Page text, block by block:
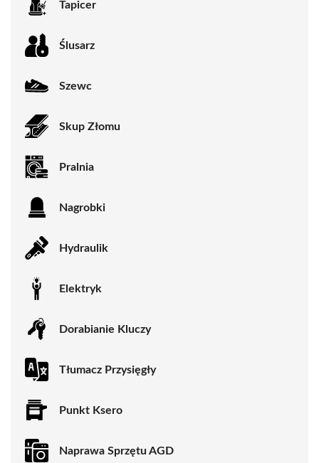
Tapicer
Ślusarz
Szewc
Skup Złomu
Pralnia
Nagrobki
Hydraulik
Elektryk
Dorabianie Kluczy
Tłumacz Przysięgły
Punkt Ksero
Naprawa Sprzętu AGD